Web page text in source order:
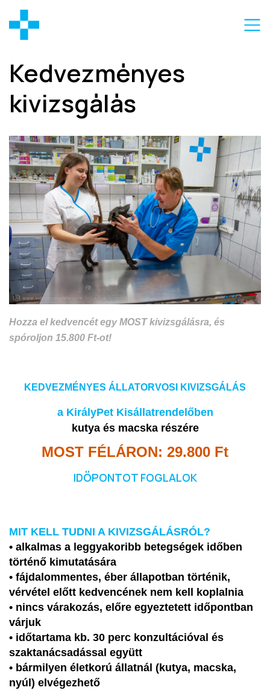
Kedvezményes
kivizsgálás
Hozza el kedvencét egy MOST kivizsgálásra, és
spóroljon 15.800 Ft-ot!
KEDVEZMÉNYES ÁLLATORVOSI KIVIZSGÁLÁS
a KirályPet Kisállatrendelőben
kutya és macska részére
MOST FÉLÁRON: 29.800 Ft
IDŐPONTOT FOGLALOK
MIT KELL TUDNI A KIVIZSGÁLÁSRÓL?
• alkalmas a leggyakoribb betegségek időben
történő kimutatására
• fájdalommentes, éber állapotban történik,
vérvétel előtt kedvencének nem kell koplalnia
• nincs várakozás, előre egyeztetett időpontban
várjuk
• időtartama kb. 30 perc konzultációval és
szaktanácsadással együtt
• bármilyen életkorú állatnál (kutya, macska,
nyúl) elvégezhető